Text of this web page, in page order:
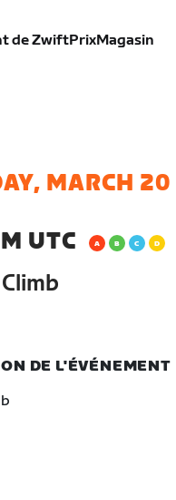
de ZwiftPrixMagasin
MARCH 20
UTC
DE L'ÉVÉNEMENT